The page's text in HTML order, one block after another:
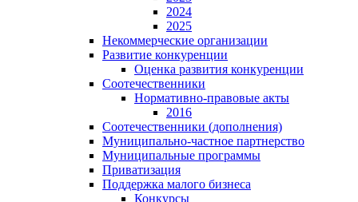
2024
2025
Некоммерческие организации
Развитие конкуренции
Оценка развития конкуренции
Соотечественники
Нормативно-правовые акты
2016
Соотечественники (дополнения)
Муниципально-частное партнерство
Муниципальные программы
Приватизация
Поддержка малого бизнеса
Конкурсы